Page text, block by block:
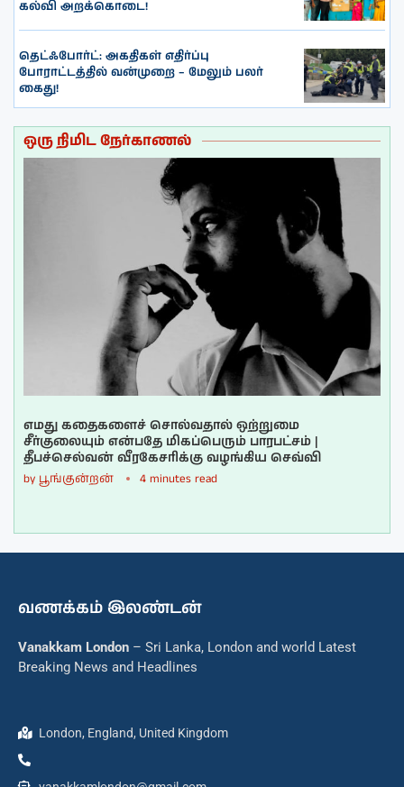
கல்வி அறக்கொடை!
தெட்ஃபோர்ட்: அகதிகள் எதிர்ப்பு
போராட்டத்தில் வன்முறை – மேலும் பலர்
கைது!
ஒரு நிமிட நேர்காணல்
எமது கதைகளைச் சொல்வதால் ஒற்றுமை
சீர்குலையும் என்பதே மிகப்பெரும் பாரபட்சம் |
தீபச்செல்வன் வீரகேசரிக்கு வழங்கிய செவ்வி
by பூங்குன்றன் 4 minutes read
வணக்கம் இலண்டன்
Vanakkam London – Sri Lanka, London and world Latest
Breaking News and Headlines
London, England, United Kingdom